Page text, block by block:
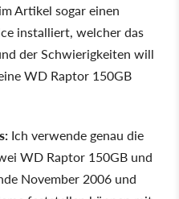
Artikel sogar einen
installiert, welcher das
der Schwierigkeiten will
WD Raptor 150GB
Ich verwende genau die
WD Raptor 150GB und
November 2006 und